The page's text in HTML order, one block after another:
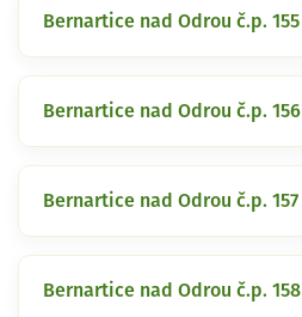
Bernartice nad Odrou č.p. 155
Bernartice nad Odrou č.p. 156
Bernartice nad Odrou č.p. 157
Bernartice nad Odrou č.p. 158